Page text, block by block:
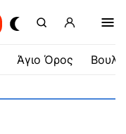
Άγιο Όρος